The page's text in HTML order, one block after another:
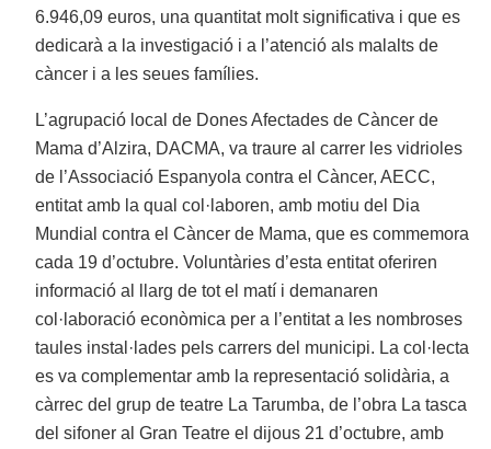
6.946,09 euros, una quantitat molt significativa i que es
dedicarà a la investigació i a l’atenció als malalts de
càncer i a les seues famílies.
L’agrupació local de Dones Afectades de Càncer de
Mama d’Alzira, DACMA, va traure al carrer les vidrioles
de l’Associació Espanyola contra el Càncer, AECC,
entitat amb la qual col·laboren, amb motiu del Dia
Mundial contra el Càncer de Mama, que es commemora
cada 19 d’octubre. Voluntàries d’esta entitat oferiren
informació al llarg de tot el matí i demanaren
col·laboració econòmica per a l’entitat a les nombroses
taules instal·lades pels carrers del municipi. La col·lecta
es va complementar amb la representació solidària, a
càrrec del grup de teatre La Tarumba, de l’obra La tasca
del sifoner al Gran Teatre el dijous 21 d’octubre, amb